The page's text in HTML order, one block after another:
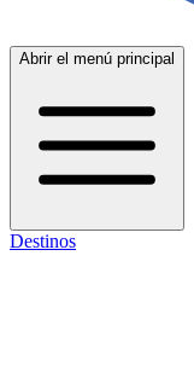
Abrir el menú principal
Destinos